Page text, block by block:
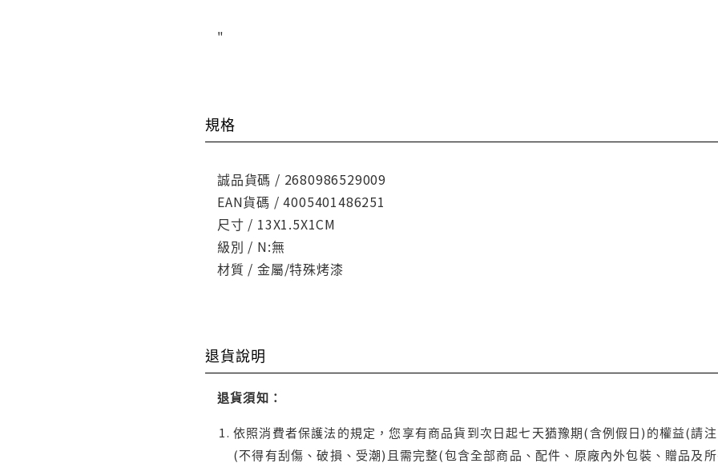
"
規格
誠品貨碼 / 2680986529009
EAN貨碼 / 4005401486251
尺寸 / 13X1.5X1CM
級別 / N:無
材質 / 金屬/特殊烤漆
退貨說明
退貨須知：
依照消費者保護法的規定，您享有商品貨到次日起七天猶豫期(含例假日)的權益(請
(不得有刮傷、破損、受潮)且需完整(包含全部商品、配件、原廠內外包裝、贈品及